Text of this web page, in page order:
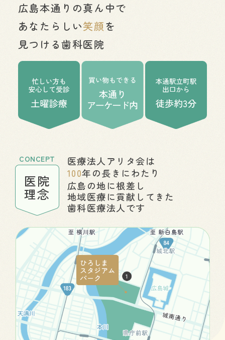
広島本通りの真ん中で
あなたらしい笑顔を
見つける歯科医院
CONCEPT
医院
理念
医療法人アリタ会は
100年の長きにわたり
広島の地に根差し
地域医療に貢献してきた
歯科医療法人です